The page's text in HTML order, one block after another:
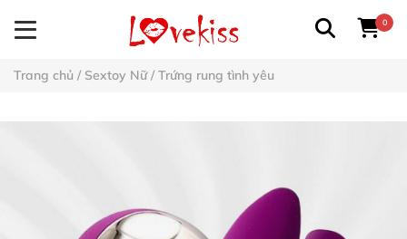
0
Trang chủ / Sextoy Nữ/ Trứng rung tình yêu